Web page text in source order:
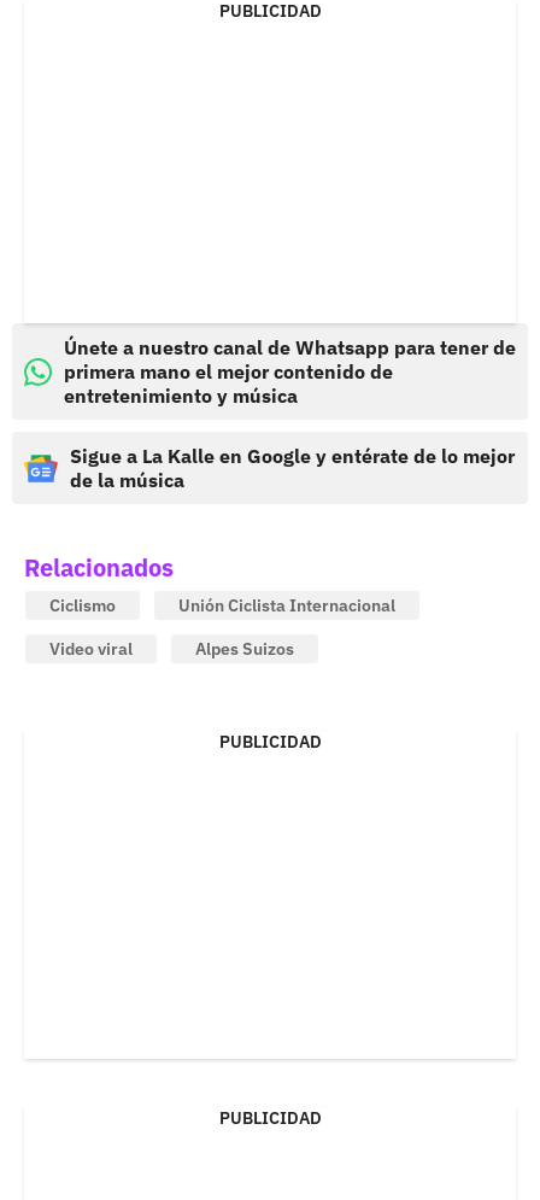
PUBLICIDAD
Únete a nuestro canal de Whatsapp para tener de
primera mano el mejor contenido de
entretenimiento y música
Sigue a La Kalle en Google y entérate de lo mejor
de la música
Relacionados
Ciclismo
Unión Ciclista Internacional
Video viral
Alpes Suizos
PUBLICIDAD
PUBLICIDAD